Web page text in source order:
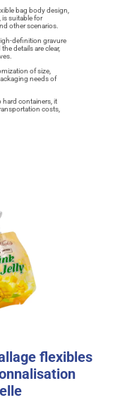
bag body design,
suitable for
other scenarios.
definition gravure
details are clear,
of size,
needs of
hard containers, it
costs,
flexibles